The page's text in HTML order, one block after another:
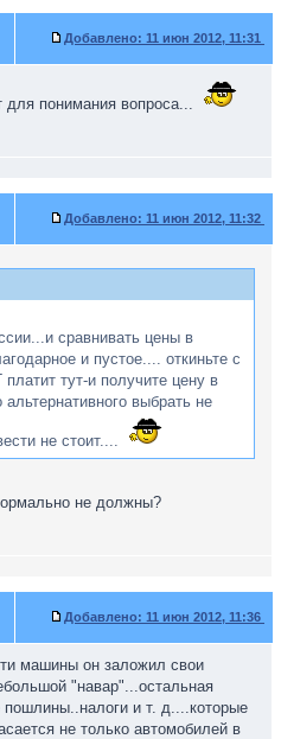
Добавлено: 11 июн 2012, 11:31
для понимания вопроса...
Добавлено: 11 июн 2012, 11:32
сравнивать цены в
и пустое.... откиньте с
тут-и получите цену в
выбрать не
не стоит....
не должны?
Добавлено: 11 июн 2012, 11:36
машины он заложил свои
"навар"...остальная
и т. д....которые
не только автомобилей в